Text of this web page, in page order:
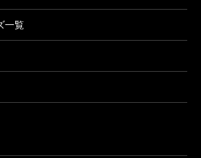
く「違い」。普通ではないこと
の世の中には放たれるべき異彩が
識を変え、社会を変える――ヘラ
いる市場はプロダクトでもライセ
問う本書が出版されたことには大
人でも多くの人に本書を手に取っ
一覧